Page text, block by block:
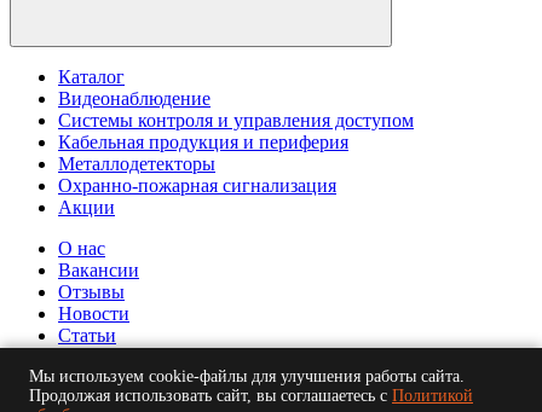
Каталог
Видеонаблюдение
Системы контроля и управления доступом
Кабельная продукция и периферия
Металлодетекторы
Охранно-пожарная сигнализация
Акции
О нас
Вакансии
Отзывы
Новости
Статьи
© ООО "БСБ". Информация сайта защищена законом об
авторских правах. 2026
Мы используем cookie-файлы для улучшения работы сайта.
Продолжая использовать сайт, вы соглашаетесь с Политикой